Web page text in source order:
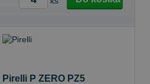
Pirelli P ZERO PZ5